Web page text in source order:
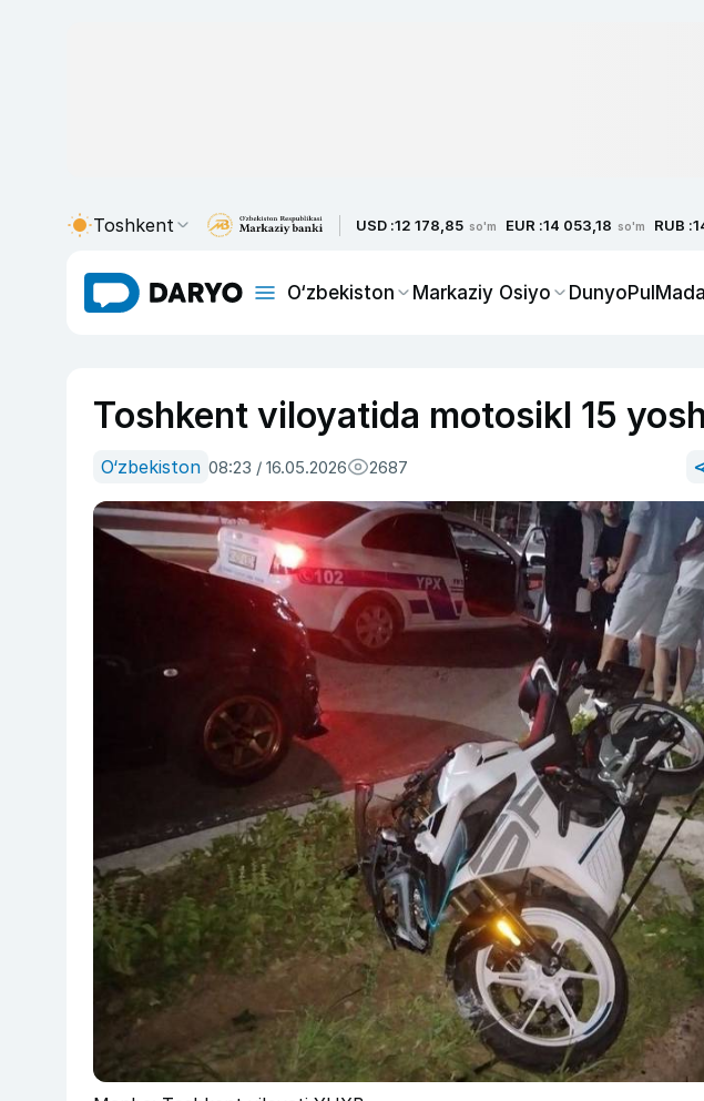
Toshkent USD :12 178,85 so'm EUR :14 053,18 so'm RUB :
O‘zbekiston Markaziy Osiyo DunyoPul
Toshkent viloyatida motosikl 15
O‘zbekiston 08:23 / 16.05.2026 2687